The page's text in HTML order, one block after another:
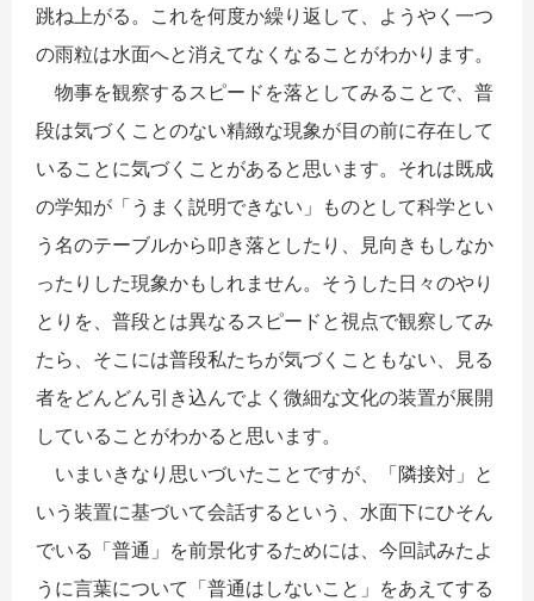
跳ね上がる。これを何度か繰り返して、ようやく一つ
の雨粒は水面へと消えてなくなることがわかります。
物事を観察するスピードを落としてみることで、普
段は気づくことのない精緻な現象が目の前に存在して
いることに気づくことがあると思います。それは既成
の学知が「うまく説明できない」ものとして科学とい
う名のテーブルから叩き落としたり、見向きもしなか
ったりした現象かもしれません。そうした日々のやり
とりを、普段とは異なるスピードと視点で観察してみ
たら、そこには普段私たちが気づくこともない、見る
者をどんどん引き込んでよく微細な文化の装置が展開
していることがわかると思います。
いまいきなり思いづいたことですが、「隣接対」と
いう装置に基づいて会話するという、水面下にひそん
でいる「普通」を前景化するためには、今回試みたよ
うに言葉について「普通はしないこと」をあえてする